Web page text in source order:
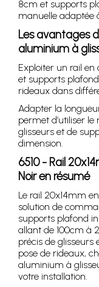
8cm et supports
manuelle adaptée
Les avantages
aluminium à
Exploiter un rail
et supports
rideaux dans
Adapter la
permet d’utiliser
glisseurs et de
dimension.
6510 - Rail
Noir en résumé
Le rail 20x14mm
solution de
supports plafond
allant de 100cm à
précis de glisseurs
pose de rideaux,
aluminium à
votre installation.